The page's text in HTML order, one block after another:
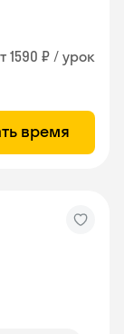
1590 ₽ / урок
время